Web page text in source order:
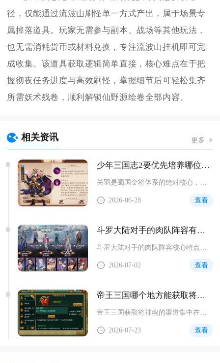
径，仅能通过流波山刷怪单一方式产出，属于场景专
属掉落道具。玩家无需参与副本、战场等其他玩法，
也无需消耗货币或材料兑换，专注流波山挂机即可完
成收集。该道具获取逻辑简单直接，核心难点在于把
握彻夜任务进度与高效刷怪，掌握细节后可轻松集齐
所需妖术残卷，顺利解锁仙野源绘卷全部内容。
相关资讯 更多
少年三国志2要优先培养哪位金将属于蜀国
关羽是蜀国金将体系的绝对核心，兼具前排承伤、高频回怒、免控与...
2026-06-28 查看
斗罗大陆对手的肉队阵容有何特点
斗罗大陆对手的肉队阵容核心特点是极致减伤、强续航、控场限制、...
2026-07-02 查看
帝王三国哪个地方能获取将神魂
帝王三国获取将神魂的渠道集中在限时活动兑换、多人副本玩法、阶...
2026-07-23 查看